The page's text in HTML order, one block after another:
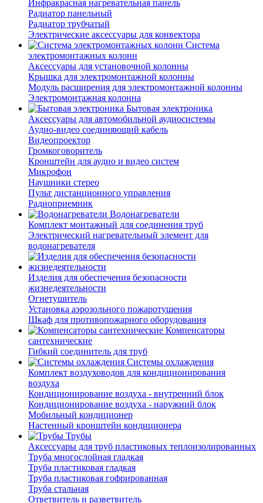
Инфракрасная нагревательная панель
Радиатор панельный
Радиатор трубчатый
Электрические аксессуары для конвектора
Система
электромонтажных колонн
Аксессуары для установочной колонны
Крышка для электромонтажной колонны
Модуль расширения для электромонтажной колонны
Электромонтажная колонна
Бытовая электроника
Аксессуары для автомобильной аудиосистемы
Аудио-видео соединяющий кабель
Видеопроектор
Громкоговоритель
Кронштейн для аудио и видео систем
Микрофон
Наушники стерео
Пульт дистанционного управления
Радиоприемник
Водонагреватели
Комплект монтажный для соединения труб
Электрический нагревательный элемент для
водонагревателя
Изделия для обеспечения безопасности
жизнедеятельности
Огнетушитель
Установка аэрозольного пожаротушения
Шкаф для противопожарного оборудования
Компенсаторы
сантехнические
Гибкий соединитель для труб
Системы охлаждения
Комплект воздуховодов для кондиционирования
воздуха
Кондиционирование воздуха - внутренний блок
Кондиционирование воздуха - наружний блок
Мобильный кондиционер
Настенный кронштейн кондиционера
Трубы
Аксессуары для труб пластиковых теплоизолированных
Труба многослойная гладкая
Труба пластиковая гладкая
Труба пластиковая гофрированная
Труба стальная
Ответвитель и разветвитель